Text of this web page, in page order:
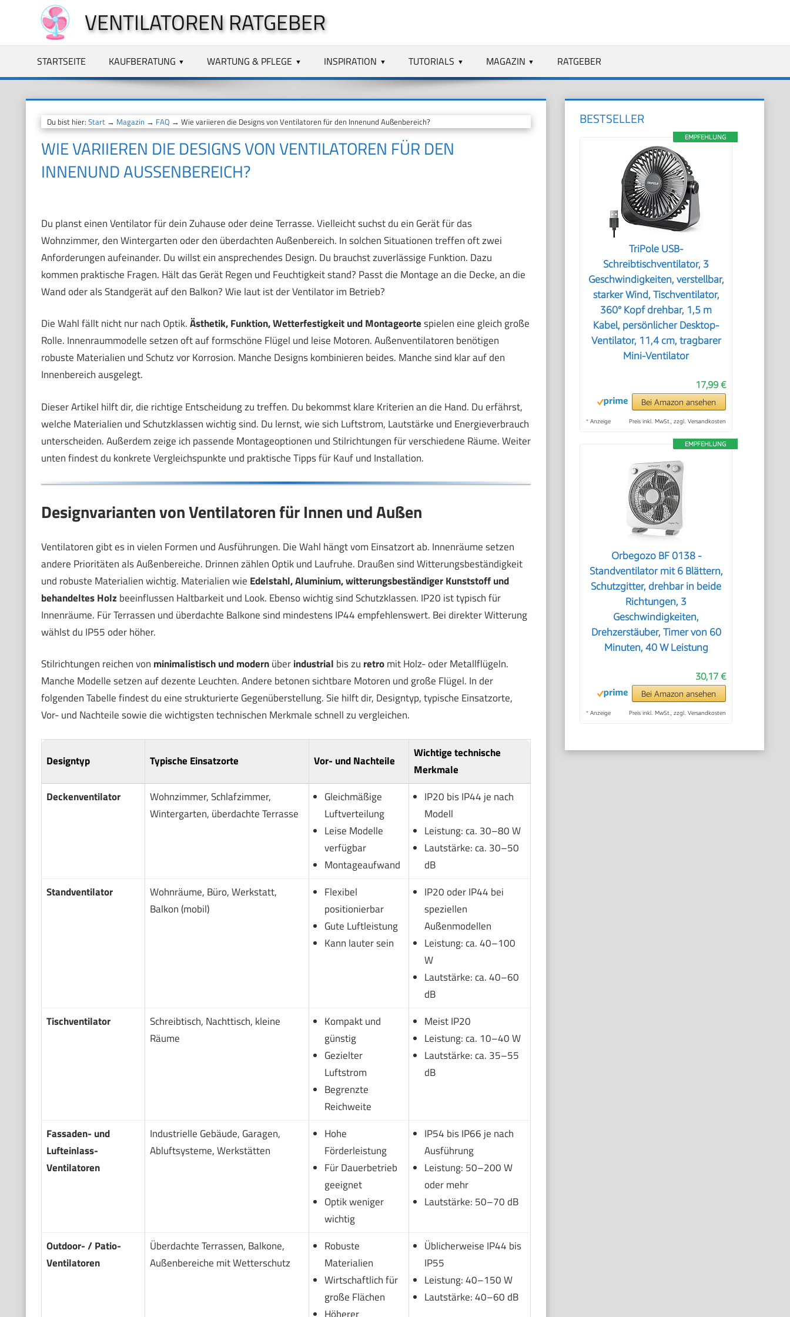
springen
VENTILATOREN RATGEBER
STARTSEITE KAUFBERATUNG WARTUNG & PFLEGE INSPIRATION TUTORIALS MAGAZIN RATGEBER
Du bist hier: Start→ Magazin→ FAQ → Wie variieren die Designs von Ventilatoren für den Innenund Außenbereich?
WIE VARIIEREN DIE DESIGNS VON VENTILATOREN FÜR DEN
INNENUND AUSSENBEREICH?
Du planst einen Ventilator für dein Zuhause oder deine Terrasse. Vielleicht suchst du ein Gerät für das
Wohnzimmer, den Wintergarten oder den überdachten Außenbereich. In solchen Situationen treffen oft zwei
Anforderungen aufeinander. Du willst ein ansprechendes Design. Du brauchst zuverlässige Funktion. Dazu
kommen praktische Fragen. Hält das Gerät Regen und Feuchtigkeit stand? Passt die Montage an die Decke, an die
Wand oder als Standgerät auf den Balkon? Wie laut ist der Ventilator im Betrieb?
Die Wahl fällt nicht nur nach Optik.Ästhetik, Funktion, Wetterfestigkeit und Montageortespielen eine gleich große
Rolle. Innenraummodelle setzen oft auf formschöne Flügel und leise Motoren. Außenventilatoren benötigen
robuste Materialien und Schutz vor Korrosion. Manche Designs kombinieren beides. Manche sind klar auf den
Innenbereich ausgelegt.
Dieser Artikel hilft dir, die richtige Entscheidung zu treffen. Du bekommst klare Kriterien an die Hand. Du erfährst,
welche Materialien und Schutzklassen wichtig sind. Du lernst, wie sich Luftstrom, Lautstärke und Energieverbrauch
unterscheiden. Außerdem zeige ich passende Montageoptionen und Stilrichtungen für verschiedene Räume. Weiter
unten findest du konkrete Vergleichspunkte und praktische Tipps für Kauf und Installation.
Designvarianten von Ventilatoren für Innen und Außen
Ventilatoren gibt es in vielen Formen und Ausführungen. Die Wahl hängt vom Einsatzort ab. Innenräume setzen
andere Prioritäten als Außenbereiche. Drinnen zählen Optik und Laufruhe. Draußen sind Witterungsbeständigkeit
und robuste Materialien wichtig. Materialien wie Edelstahl, Aluminium, witterungsbeständiger Kunststoff und
behandeltes Holz beeinflussen Haltbarkeit und Look. Ebenso wichtig sind Schutzklassen. IP20 ist typisch für
Innenräume. Für Terrassen und überdachte Balkone sind mindestens IP44 empfehlenswert. Bei direkter Witterung
wählst du IP55 oder höher.
Stilrichtungen reichen von minimalistisch und modernüberindustrial bis zu retromit Holz- oder Metallflügeln.
Manche Modelle setzen auf dezente Leuchten. Andere betonen sichtbare Motoren und große Flügel. In der
folgenden Tabelle findest du eine strukturierte Gegenüberstellung. Sie hilft dir, Designtyp, typische Einsatzorte,
Vor- und Nachteile sowie die wichtigsten technischen Merkmale schnell zu vergleichen.
Designtyp Typische Einsatzorte Vor- und Nachteile
Wichtige technische
Merkmale
Deckenventilator
Wohnzimmer, Schlafzimmer,
Wintergarten, überdachte Terrasse
Gleichmäßige
Luftverteilung
Leise Modelle
verfügbar
Montageaufwand
IP20 bis IP44 je nach
Modell
Leistung: ca. 30–80 W
Lautstärke: ca. 30–50
dB
Standventilator
Wohnräume, Büro, Werkstatt,
Balkon (mobil)
Flexibel
positionierbar
Gute Luftleistung
Kann lauter sein
IP20 oder IP44 bei
speziellen
Außenmodellen
Leistung: ca. 40–100
W
Lautstärke: ca. 40–60
dB
Tischventilator
Schreibtisch, Nachttisch, kleine
Räume
Kompakt und
günstig
Gezielter
Luftstrom
Begrenzte
Reichweite
Meist IP20
Leistung: ca. 10–40 W
Lautstärke: ca. 35–55
dB
Fassaden- und
Lufteinlass-
Ventilatoren
Industrielle Gebäude, Garagen,
Abluftsysteme, Werkstätten
Hohe
Förderleistung
Für Dauerbetrieb
geeignet
Optik weniger
wichtig
IP54 bis IP66 je nach
Ausführung
Leistung: 50–200 W
oder mehr
Lautstärke: 50–70 dB
Outdoor- / Patio-
Ventilatoren
Überdachte Terrassen, Balkone,
Außenbereiche mit Wetterschutz
Robuste
Materialien
Wirtschaftlich für
große Flächen
Höherer
Üblicherweise IP44 bis
IP55
Leistung: 40–150 W
Lautstärke: 40–60 dB
BESTSELLER
EMPFEHLUNG
TriPole USB-
Schreibtischventilator, 3
Geschwindigkeiten, verstellbar,
starker Wind, Tischventilator,
360° Kopf drehbar, 1,5 m
Kabel, persönlicher Desktop-
Ventilator, 11,4 cm, tragbarer
Mini-Ventilator
17,99 €
Bei Amazon ansehen
* Anzeige Preis inkl. MwSt., zzgl. Versandkosten
EMPFEHLUNG
Orbegozo BF 0138 -
Standventilator mit 6 Blättern,
Schutzgitter, drehbar in beide
Richtungen, 3
Geschwindigkeiten,
Drehzerstäuber, Timer von 60
Minuten, 40 W Leistung
30,17 €
Bei Amazon ansehen
* Anzeige Preis inkl. MwSt., zzgl. Versandkosten